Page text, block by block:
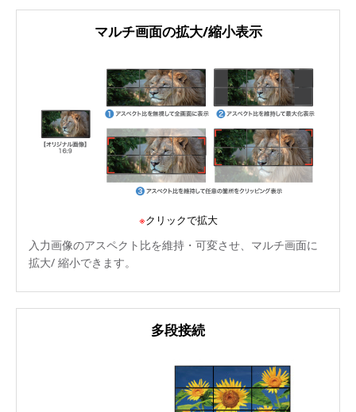
マルチ画面の拡大/縮小表示
※クリックで拡大
入力画像のアスペクト比を維持・可変させ、マルチ画面に
拡大/ 縮小できます。
多段接続